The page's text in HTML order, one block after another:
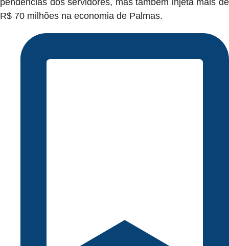
R$ 70 milhões na economia de Palmas.